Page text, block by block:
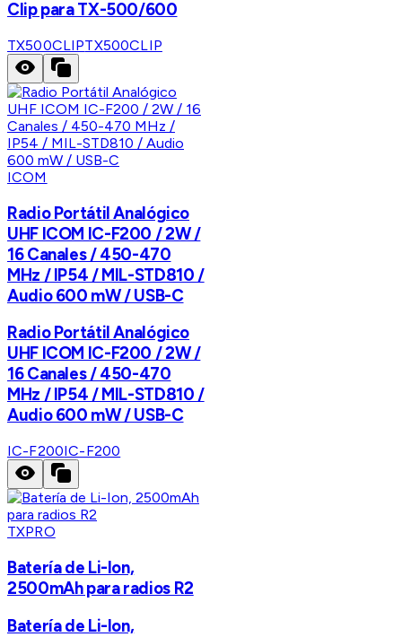
Clip para TX-500/600
TX500CLIPTX500CLIP
ICOM
Radio Portátil Analógico
UHF ICOM IC-F200 / 2W /
16 Canales / 450-470
MHz / IP54 / MIL-STD810 /
Audio 600 mW / USB-C
Radio Portátil Analógico
UHF ICOM IC-F200 / 2W /
16 Canales / 450-470
MHz / IP54 / MIL-STD810 /
Audio 600 mW / USB-C
IC-F200IC-F200
TXPRO
Batería de Li-Ion,
2500mAh para radios R2
Batería de Li-Ion,